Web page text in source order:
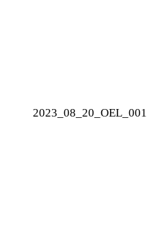
2023_08_20_OEL_001